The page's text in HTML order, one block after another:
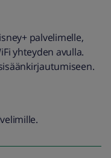
palvelimelle,
yhteyden avulla.